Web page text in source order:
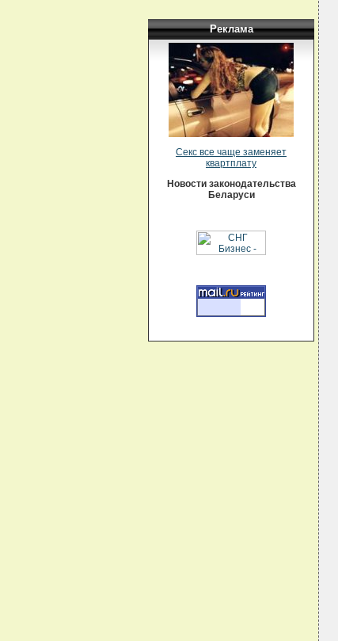
Реклама
Секс все чаще заменяет
квартплату
Новости законодательства
Беларуси